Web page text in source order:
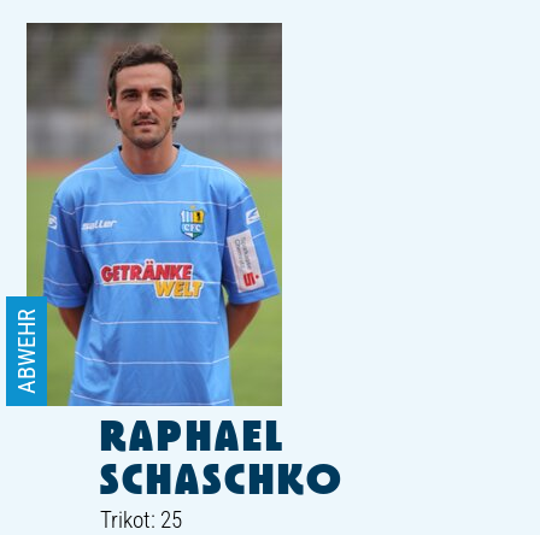
RAPHAEL
SCHASCHKO
ABWEHR
Trikot: 25